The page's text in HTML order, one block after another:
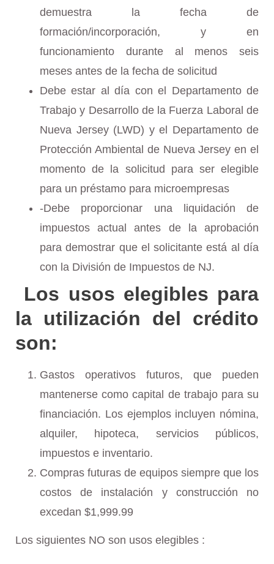
demuestra la fecha de
formación/incorporación, y en
funcionamiento durante al menos seis
meses antes de la fecha de solicitud
Debe estar al día con el Departamento de
Trabajo y Desarrollo de la Fuerza Laboral de
Nueva Jersey (LWD) y el Departamento de
Protección Ambiental de Nueva Jersey en el
momento de la solicitud para ser elegible
para un préstamo para microempresas
-Debe proporcionar una liquidación de
impuestos actual antes de la aprobación
para demostrar que el solicitante está al día
con la División de Impuestos de NJ.
Los usos elegibles para
la utilización del crédito
son:
Gastos operativos futuros, que pueden
mantenerse como capital de trabajo para su
financiación. Los ejemplos incluyen nómina,
alquiler, hipoteca, servicios públicos,
impuestos e inventario.
Compras futuras de equipos siempre que los
costos de instalación y construcción no
excedan $1,999.99
Los siguientes NO son usos elegibles :